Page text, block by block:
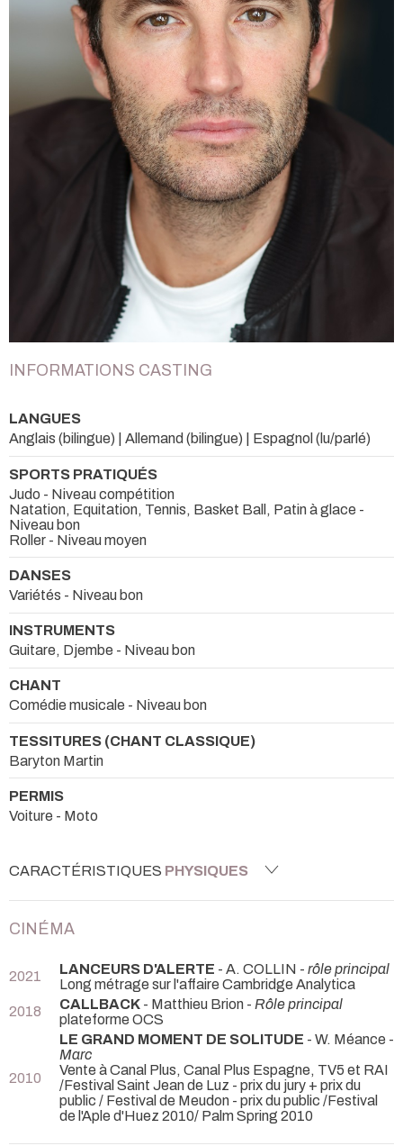
INFORMATIONS CASTING
LANGUES
Anglais (bilingue) | Allemand (bilingue) | Espagnol (lu/parlé)
SPORTS PRATIQUÉS
Judo - Niveau compétition
Natation, Equitation, Tennis, Basket Ball, Patin à glace -
Niveau bon
Roller - Niveau moyen
DANSES
Variétés - Niveau bon
INSTRUMENTS
Guitare, Djembe - Niveau bon
CHANT
Comédie musicale - Niveau bon
TESSITURES (CHANT CLASSIQUE)
Baryton Martin
PERMIS
Voiture - Moto
CARACTÉRISTIQUES PHYSIQUES
CINÉMA
2021 LANCEURS D'ALERTE - A. COLLIN - rôle principal
Long métrage sur l'affaire Cambridge Analytica
2018
CALLBACK - Matthieu Brion - Rôle principal
plateforme OCS
2010
LE GRAND MOMENT DE SOLITUDE - W. Méance -
Marc
Vente à Canal Plus, Canal Plus Espagne, TV5 et RAI
/Festival Saint Jean de Luz - prix du jury + prix du
public / Festival de Meudon - prix du public /Festival
de l'Aple d'Huez 2010/ Palm Spring 2010